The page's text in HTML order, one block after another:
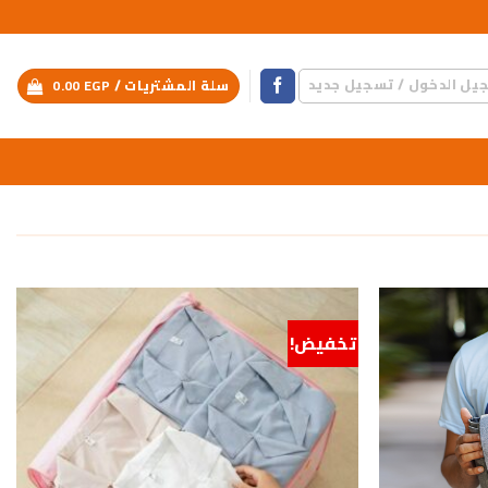
الدخول / تسجيل جديد سلة المشتريات / 0.00 EGP
تخفيض!